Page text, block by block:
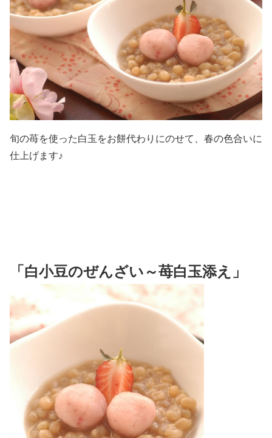
旬の苺を使った白玉をお餅代わりにのせて、春の色合いに
仕上げます♪
「白小豆のぜんざい～苺白玉添え」